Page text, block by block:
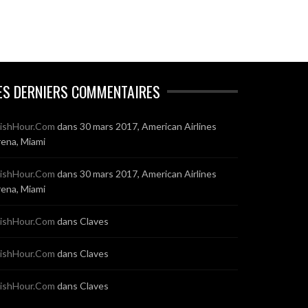
DERNIERS COMMENTAIRES
dans 30 mars 2017, American Airlines
Miami
dans 30 mars 2017, American Airlines
Miami
dans Claves
dans Claves
dans Claves